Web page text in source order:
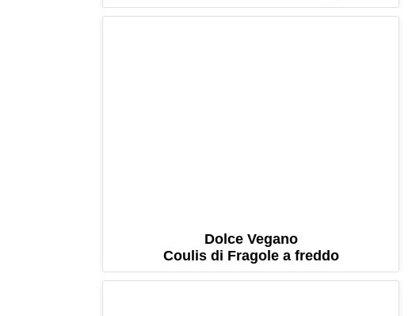
Dolce Vegano
Coulis di Fragole a freddo